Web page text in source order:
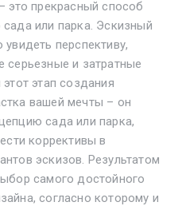
это прекрасный способ
или парка. Эскизный
перспективу,
серьезные и затратные
этап создания
вашей мечты – он
сада или парка,
коррективы в
эскизов. Результатом
самого достойного
согласно которому и